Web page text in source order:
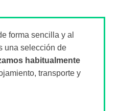
forma sencilla y al
una selección de
habitualmente
transporte y